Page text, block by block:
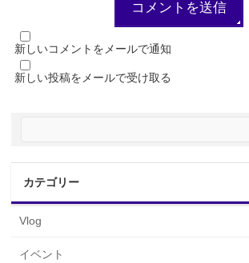
新しいコメントをメールで通知
新しい投稿をメールで受け取る
カテゴリー
Vlog
イベント